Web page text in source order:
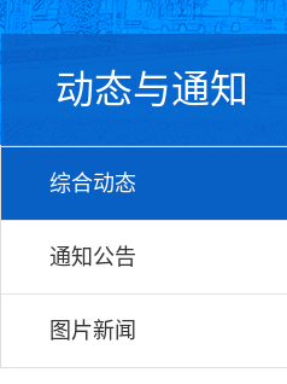
动态与通知
综合动态
通知公告
图片新闻